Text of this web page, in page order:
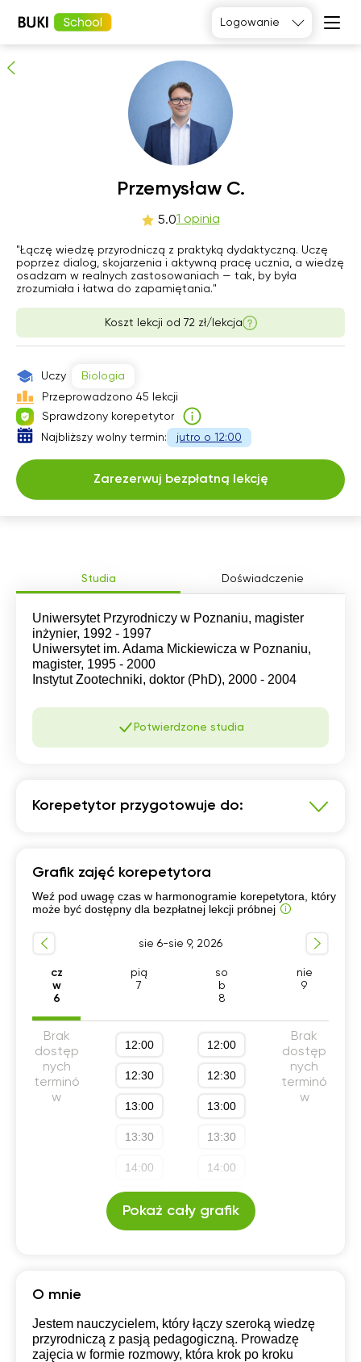
Matematyka
Język polski
Biologia
Język
angielski
Język
francuski
Język
hiszpański
Logowanie
Przemysław C. 1 osób poleca
Studia Doświadczenie
Uniwersytet Przyrodniczy w Poznaniu, magister
inżynier, 1992 - 1997
Uniwersytet im. Adama Mickiewicza w Poznaniu,
magister, 1995 - 2000
Instytut Zootechniki, doktor (PhD), 2000 - 2004
Potwierdzone studia
Korepetytor przygotowuje do:
Szkoła podstawowa 4-6 klasa
Przygotowanie do matury podstawowej
Szkoła podstawowa 7-8 klasa
Liceum (profil podstawowy)
Technikum (profil podstawowy)
Szkola średnia (profil podstawowy)
Konkurs przedmiotowy Konkurs kuratoryjny
Liceum (profil rozszerzony)
Technikum (profil rozszerzony)
Grafik zajęć korepetytora
Weź pod uwagę czas w harmonogramie korepetytora, który
może być dostępny dla bezpłatnej lekcji próbnej
sie 6-sie 9, 2026
cz
w
6
pią
7
so
b
8
nie
9
Brak
dostęp
nych
terminó
w
12:00
12:30
13:00
13:30
14:00
15:00
12:00
12:30
13:00
13:30
14:00
15:00
Brak
dostęp
nych
terminó
w
Pokaż cały grafik
O mnie
Jestem nauczycielem, który łączy szeroką wiedzę
przyrodniczą z pasją pedagogiczną. Prowadzę
zajęcia w formie rozmowy, która krok po kroku
Przemysław C.
5.01 opinia
"Łączę wiedzę przyrodniczą z praktyką dydaktyczną. Uczę
poprzez dialog, skojarzenia i aktywną pracę ucznia, a wiedzę
osadzam w realnych zastosowaniach — tak, by była
zrozumiała i łatwa do zapamiętania."
Koszt lekcji od 72 zł/lekcja
Uczy
Biologia
Przeprowadzono 45 lekcji
Sprawdzony korepetytor
Najbliższy wolny termin:
jutro o 12:00
Zarezerwuj bezpłatną lekcję
pią
sob
Brak
dostępnych
terminów
12:00
12:30
13:00
13:30
14:30
15:30
12:00
12:30
13:00
14:30
Brak
terminów